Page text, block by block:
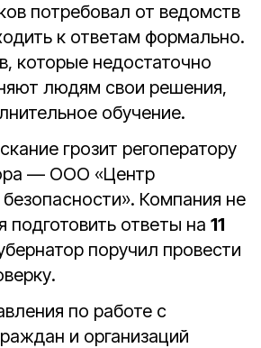
потребовал от ведомств
к ответам формально.
которые недостаточно
людям свои решения,
обучение.
грозит регоператору
— ООО «Центр
Компания не
подготовить ответы на 11
поручил провести
по работе с
и организаций